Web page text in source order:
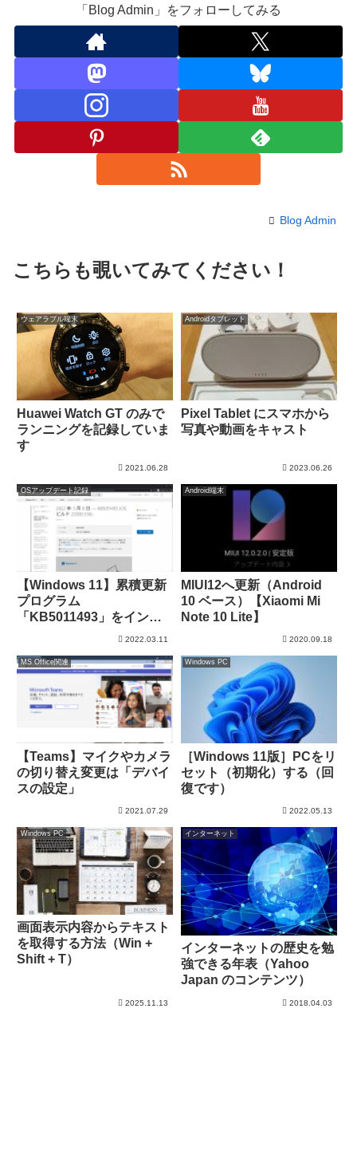
「Blog Admin」をフォローしてみる
Blog Admin
こちらも覗いてみてください！
ウェアラブル端末
Huawei Watch GT のみで
ランニングを記録していま
す
2021.06.28
Androidタブレット
Pixel Tablet にスマホから
写真や動画をキャスト
2023.06.26
OSアップデート記録
【Windows 11】累積更新
プログラム
「KB5011493」をインス
2022.03.11
Android端末
MIUI12へ更新（Android
10 ベース）【Xiaomi Mi
Note 10 Lite】
2020.09.18
MS Office関連
【Teams】マイクやカメラ
の切り替え変更は「デバイ
スの設定」
2021.07.29
Windows PC
［Windows 11版］PCをリ
セット（初期化）する（回
復です）
2022.05.13
Windows PC
画面表示内容からテキスト
を取得する方法（Win +
Shift + T）
2025.11.13
インターネット
インターネットの歴史を勉
強できる年表（Yahoo
Japan のコンテンツ）
2018.04.03